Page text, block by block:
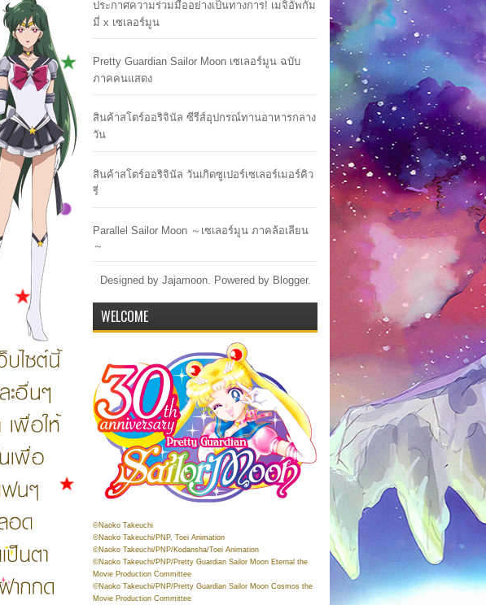
ประกาศความร่วมมืออย่างเป็นทางการ! เมจิอัพกัม
มี่ x เซเลอร์มูน
Pretty Guardian Sailor Moon เซเลอร์มูน ฉบับ
ภาคคนแสดง
สินค้าสโตร์ออริจินัล ซีรีส์อุปกรณ์ทานอาหารกลาง
วัน
สินค้าสโตร์ออริจินัล วันเกิดซูเปอร์เซเลอร์เมอร์คิว
รี่
Parallel Sailor Moon ～เซเลอร์มูน ภาคล้อเลียน
～
Designed by Jajamoon. Powered by Blogger.
WELCOME
©Naoko Takeuchi
©Naoko Takeuchi/PNP, Toei Animation
©Naoko Takeuchi/PNP/Kodansha/Toei Animation
©Naoko Takeuchi/PNP/Pretty Guardian Sailor Moon Eternal the
Movie Production Committee
©Naoko Takeuchi/PNP/Pretty Guardian Sailor Moon Cosmos the
Movie Production Committee